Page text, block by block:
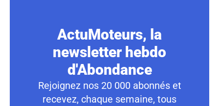
ActuMoteurs, la
newsletter hebdo
d'Abondance
Rejoignez nos 20 000 abonnés et
recevez, chaque semaine, tous